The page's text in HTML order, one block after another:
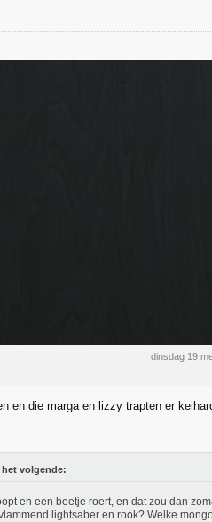
dinsdag 19
en die marga en lizzy trapten er
het volgende:
en een beetje roert, en dat zou dan
lightsaber en rook? Welke